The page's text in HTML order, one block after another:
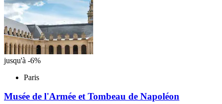
jusqu'à -6%
Paris
Musée de l'Armée et Tombeau de Napoléon